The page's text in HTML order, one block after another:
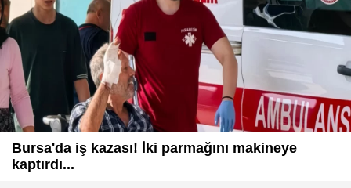
Bursa'da iş kazası! İki parmağını makineye
kaptırdı...